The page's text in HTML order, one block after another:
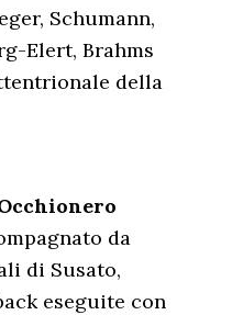
Schumann,
Elert, Brahms
della
da
di Susato,
eseguite con